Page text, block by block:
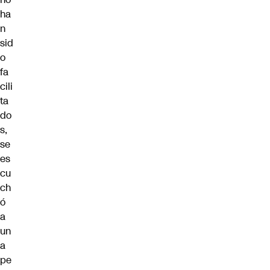
ha
n
sid
o
fa
cili
ta
do
s,
se
es
cu
ch
ó
a
un
a
pe